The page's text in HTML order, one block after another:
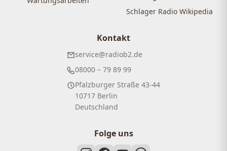
Schlager Radio Wikipedia
Kontakt
service@radiob2.de
08000 – 79 89 99
Pfalzburger Straße 43-44
10717 Berlin
Deutschland
Folge uns